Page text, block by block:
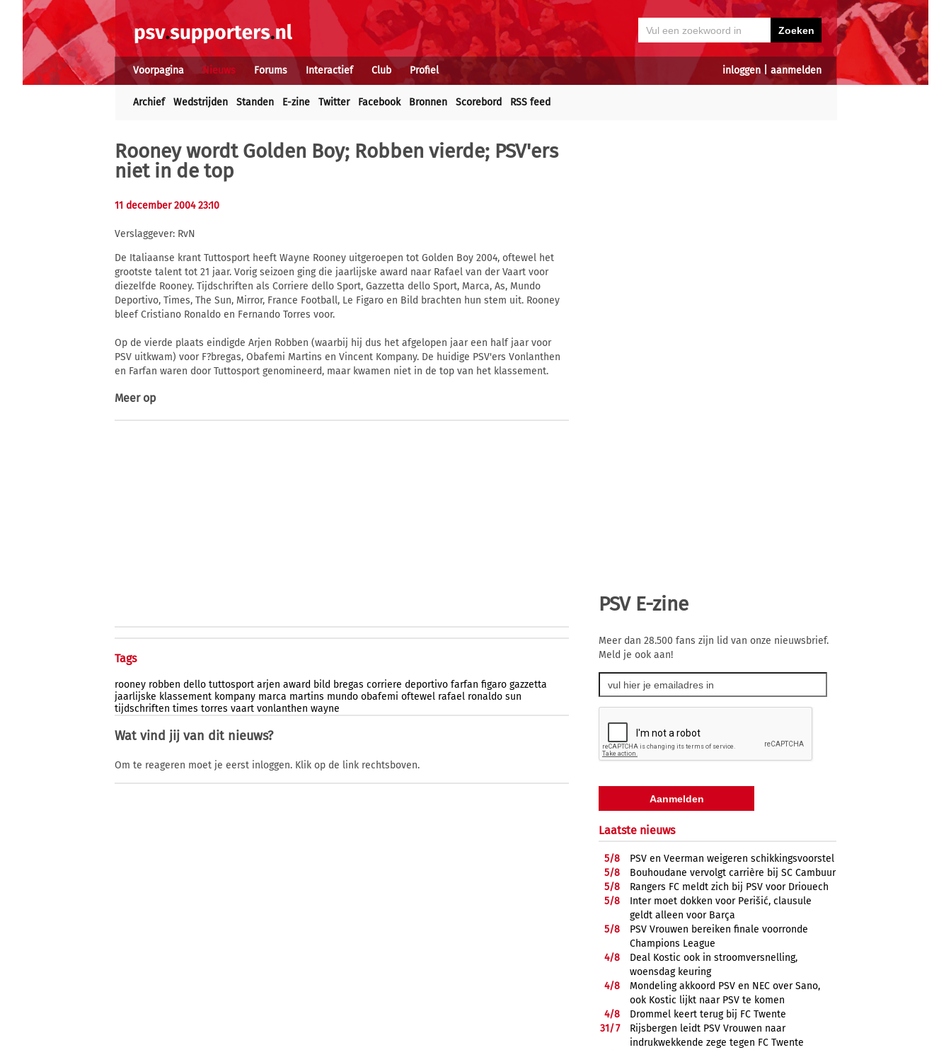
inloggen| aanmelden
Voorpagina Nieuws Forums Interactief Club Profiel
Archief Wedstrijden Standen E-zine Twitter Facebook Bronnen Scorebord RSS feed
Rooney wordt Golden Boy; Robben vierde; PSV'ers
niet in de top
11 december 2004 23:10
Verslaggever: RvN
De Italiaanse krant Tuttosport heeft Wayne Rooney uitgeroepen tot Golden Boy 2004, oftewel het
grootste talent tot 21 jaar. Vorig seizoen ging die jaarlijske award naar Rafael van der Vaart voor
diezelfde Rooney. Tijdschriften als Corriere dello Sport, Gazzetta dello Sport, Marca, As, Mundo
Deportivo, Times, The Sun, Mirror, France Football, Le Figaro en Bild brachten hun stem uit. Rooney
bleef Cristiano Ronaldo en Fernando Torres voor.
Op de vierde plaats eindigde Arjen Robben (waarbij hij dus het afgelopen jaar een half jaar voor
PSV uitkwam) voor F?bregas, Obafemi Martins en Vincent Kompany. De huidige PSV'ers Vonlanthen
en Farfan waren door Tuttosport genomineerd, maar kwamen niet in de top van het klassement.
Meer op
Tags
rooney robben dello tuttosport arjen award bild bregas corriere deportivo farfan figaro gazzetta
jaarlijske klassement kompany marca martins mundo obafemi oftewel rafael ronaldo sun
tijdschriften times torres vaart vonlanthen wayne
Wat vind jij van dit nieuws?
Om te reageren moet je eerst inloggen. Klik op de link rechtsboven.
PSV E-zine
Meer dan 28.500 fans zijn lid van onze nieuwsbrief.
Meld je ook aan!
Laatste nieuws
5/8
PSV en Veerman weigeren schikkingsvoorstel
5/8
Bouhoudane vervolgt carrière bij SC Cambuur
5/8
Rangers FC meldt zich bij PSV voor Driouech
5/8
Inter moet dokken voor Perišić, clausule
geldt alleen voor Barça
5/8
PSV Vrouwen bereiken finale voorronde
Champions League
4/8
Deal Kostic ook in stroomversnelling,
woensdag keuring
4/8
Mondeling akkoord PSV en NEC over Sano,
ook Kostic lijkt naar PSV te komen
4/8
Drommel keert terug bij FC Twente
31/7
Rijsbergen leidt PSV Vrouwen naar
indrukwekkende zege tegen FC Twente